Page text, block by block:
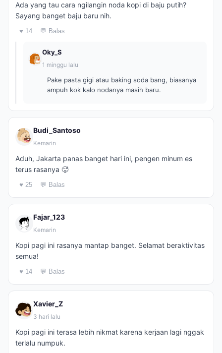
Ada yang tau cara ngilangin noda kopi di baju putih?
Sayang banget baju baru nih.
♥ 14 💬 Balas
Oky_S
1 minggu lalu
Pake pasta gigi atau baking soda bang, biasanya
ampuh kok kalo nodanya masih baru.
Budi_Santoso
Kemarin
Aduh, Jakarta panas banget hari ini, pengen minum es
terus rasanya 🥵
♥ 25 💬 Balas
Fajar_123
Kemarin
Kopi pagi ini rasanya mantap banget. Selamat beraktivitas
semua!
♥ 14 💬 Balas
Xavier_Z
3 hari lalu
Kopi pagi ini terasa lebih nikmat karena kerjaan lagi nggak
terlalu numpuk.